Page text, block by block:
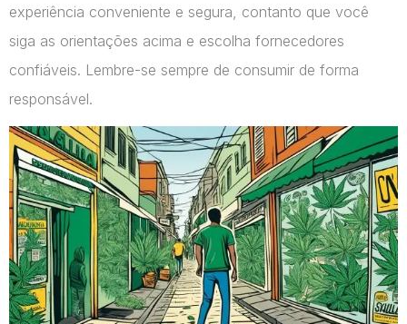
experiência conveniente e segura, contanto que você
siga as orientações acima e escolha fornecedores
confiáveis. Lembre-se sempre de consumir de forma
responsável.